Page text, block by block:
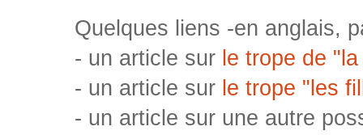
Quelques liens -en anglais,
- un article sur le trope de
- un article sur le trope "les
- un article sur une autre